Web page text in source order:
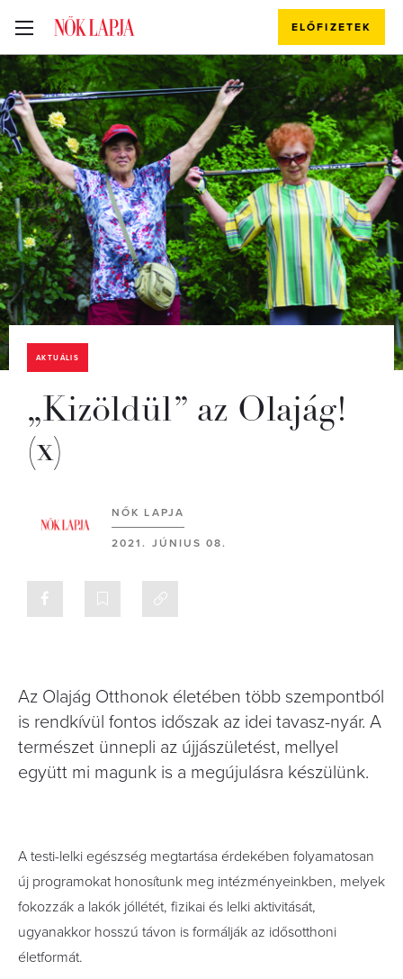
ELŐFIZETEK
AKTUÁLIS
„Kizöldül” az Olajág!
(x)
NŐK LAPJA
2021. JÚNIUS 08.
Az Olajág Otthonok életében több szempontból
is rendkívül fontos időszak az idei tavasz-nyár. A
természet ünnepli az újjászületést, mellyel
együtt mi magunk is a megújulásra készülünk.
A testi-lelki egészség megtartása érdekében folyamatosan
új programokat honosítunk meg intézményeinkben, melyek
fokozzák a lakók jóllétét, fizikai és lelki aktivitását,
ugyanakkor hosszú távon is formálják az idősotthoni
életformát.